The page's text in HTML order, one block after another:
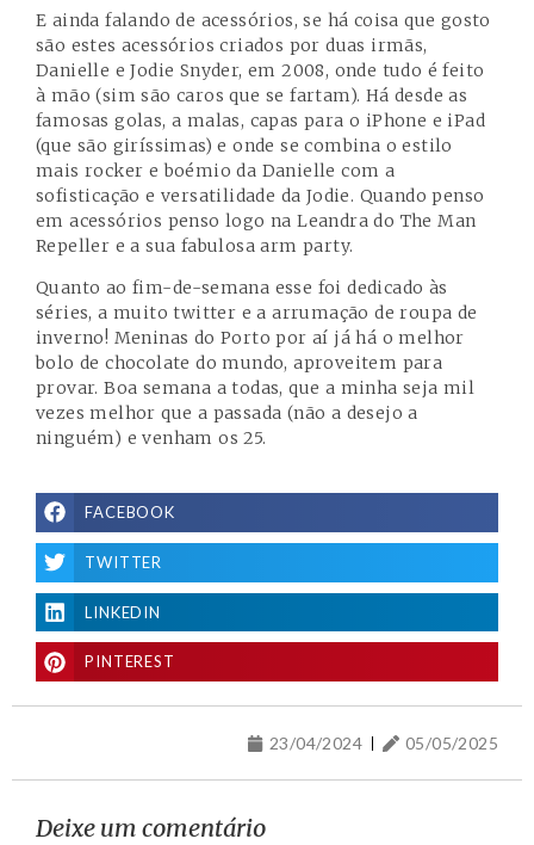
E ainda falando de acessórios, se há coisa que gosto
são estes acessórios criados por duas irmãs,
Danielle e Jodie Snyder, em 2008, onde tudo é feito
à mão (sim são caros que se fartam). Há desde as
famosas golas, a malas, capas para o iPhone e iPad
(que são giríssimas) e onde se combina o estilo
mais rocker e boémio da Danielle com a
sofisticação e versatilidade da Jodie. Quando penso
em acessórios penso logo na Leandra do The Man
Repeller e a sua fabulosa arm party.
Quanto ao fim-de-semana esse foi dedicado às
séries, a muito twitter e a arrumação de roupa de
inverno! Meninas do Porto por aí já há o melhor
bolo de chocolate do mundo, aproveitem para
provar. Boa semana a todas, que a minha seja mil
vezes melhor que a passada (não a desejo a
ninguém) e venham os 25.
FACEBOOK
TWITTER
LINKEDIN
PINTEREST
23/04/2024 05/05/2025
Deixe um comentário